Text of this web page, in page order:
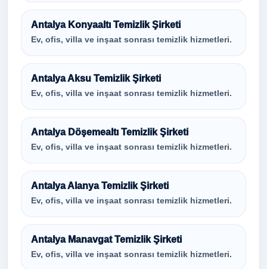
Antalya Konyaaltı Temizlik Şirketi
Ev, ofis, villa ve inşaat sonrası temizlik hizmetleri.
Antalya Aksu Temizlik Şirketi
Ev, ofis, villa ve inşaat sonrası temizlik hizmetleri.
Antalya Döşemealtı Temizlik Şirketi
Ev, ofis, villa ve inşaat sonrası temizlik hizmetleri.
Antalya Alanya Temizlik Şirketi
Ev, ofis, villa ve inşaat sonrası temizlik hizmetleri.
Antalya Manavgat Temizlik Şirketi
Ev, ofis, villa ve inşaat sonrası temizlik hizmetleri.